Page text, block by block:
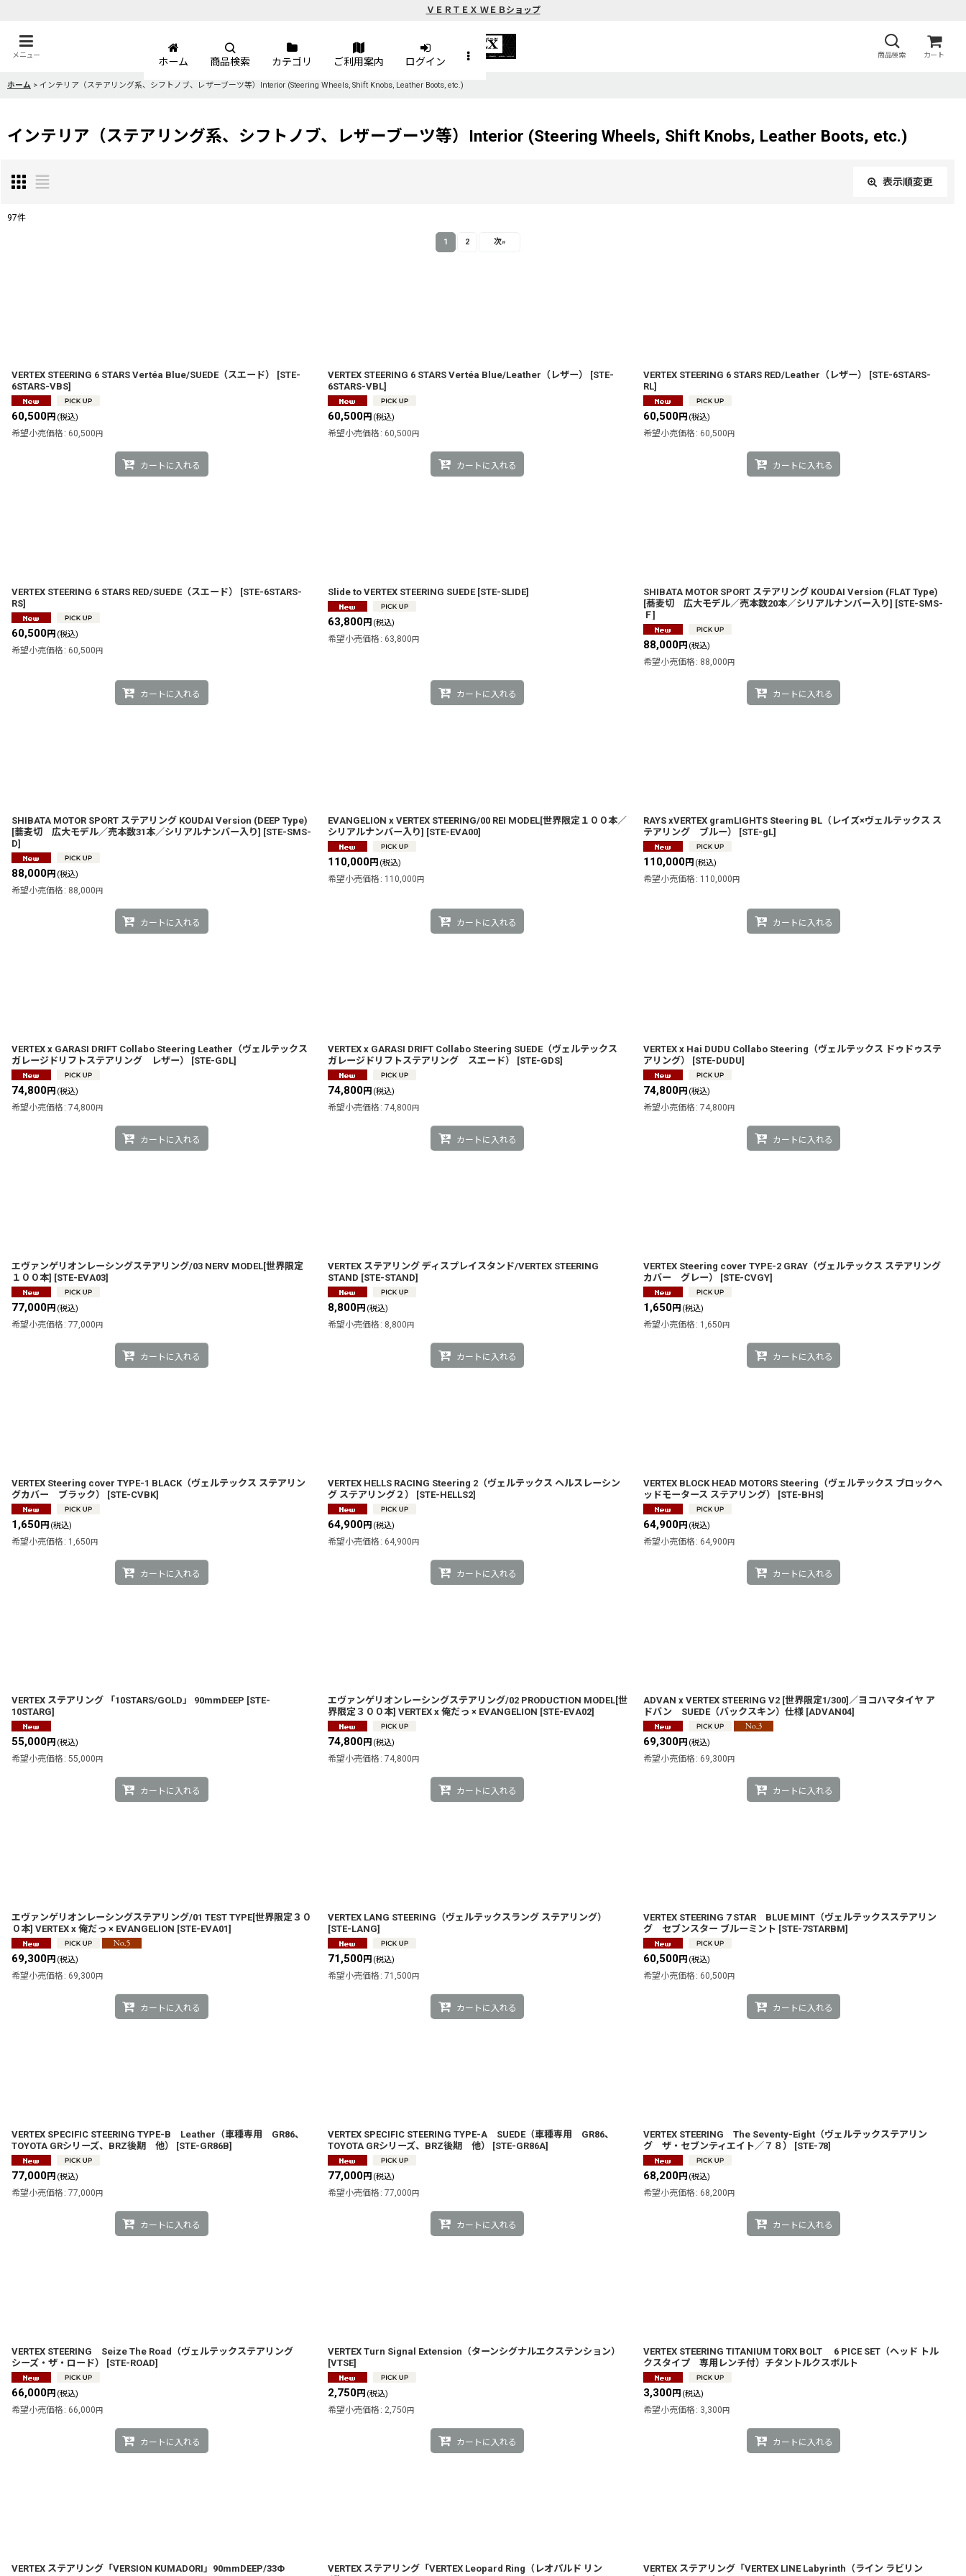
ＶＥＲＴＥＸ ＷＥＢショップ
メニュー 商品検索 カート
ホーム 商品検索 カテゴリ ご利用案内 ログイン
ホーム > インテリア（ステアリング系、シフトノブ、レザーブーツ等）Interior (Steering Wheels, Shift Knobs, Leather Boots, etc.)
インテリア（ステアリング系、シフトノブ、レザーブーツ等）Interior (Steering Wheels, Shift Knobs, Leather Boots, etc.)
表示順変更
絞り込む
97件
1 2 次»
VERTEX STEERING 6 STARS Vertéa Blue/SUEDE（スエード） [STE-
6STARS-VBS]
60,500円 (税込)
希望小売価格 : 60,500円
カートに入れる
VERTEX STEERING 6 STARS Vertéa Blue/Leather（レザー） [STE-
6STARS-VBL]
60,500円 (税込)
希望小売価格 : 60,500円
カートに入れる
VERTEX STEERING 6 STARS RED/Leather（レザー） [STE-6STARS-
RL]
60,500円 (税込)
希望小売価格 : 60,500円
カートに入れる
VERTEX STEERING 6 STARS RED/SUEDE（スエード） [STE-6STARS-
RS]
60,500円 (税込)
希望小売価格 : 60,500 円
カートに入れる
Slide to VERTEX STEERING SUEDE [STE-SLIDE]
63,800円 (税込)
希望小売価格 : 63,800 円
カートに入れる
SHIBATA MOTOR SPORT ステアリング KOUDAI Version (FLAT Type)
[蕎麦切 広大モデル／売本数20本／シリアルナンバー入り] [STE-SMS-
Ｆ]
88,000円 (税込)
希望小売価格 : 88,000円
カートに入れる
SHIBATA MOTOR SPORT ステアリング KOUDAI Version (DEEP Type)
[蕎麦切 広大モデル／売本数31本／シリアルナンバー入り] [STE-SMS-
D]
88,000円 (税込)
希望小売価格 : 88,000 円
カートに入れる
EVANGELION x VERTEX STEERING/00 REI MODEL[世界限定１００本／
シリアルナンバー入り] [STE-EVA00]
110,000円 (税込)
希望小売価格 : 110,000 円
カートに入れる
RAYS xVERTEX gramLIGHTS Steering BL（レイズ×ヴェルテックス ス
テアリング ブルー）
[STE-gL]
110,000円 (税込)
希望小売価格 : 110,000円
カートに入れる
VERTEX x GARASI DRIFT Collabo Steering Leather（ヴェルテックス
ガレージドリフトステアリング レザー）
[STE-GDL]
74,800円 (税込)
希望小売価格 : 74,800 円
カートに入れる
VERTEX x GARASI DRIFT Collabo Steering SUEDE（ヴェルテックス
ガレージドリフトステアリング スエード）
[STE-GDS]
74,800円 (税込)
希望小売価格 : 74,800 円
カートに入れる
VERTEX x Hai DUDU Collabo Steering（ヴェルテックス ドゥドゥステ
アリング）
[STE-DUDU]
74,800円 (税込)
希望小売価格 : 74,800円
カートに入れる
エヴァンゲリオンレーシングステアリング/03 NERV MODEL[世界限定
１００本] [STE-EVA03]
77,000円 (税込)
希望小売価格 : 77,000 円
カートに入れる
VERTEX ステアリング ディスプレイスタンド/VERTEX STEERING
STAND [STE-STAND]
8,800円 (税込)
希望小売価格 : 8,800 円
カートに入れる
VERTEX Steering cover TYPE-2 GRAY（ヴェルテックス ステアリング
カバー グレー）
[STE-CVGY]
1,650円 (税込)
希望小売価格 : 1,650円
カートに入れる
VERTEX Steering cover TYPE-1 BLACK（ヴェルテックス ステアリン
グカバー ブラック）
[STE-CVBK]
1,650円 (税込)
希望小売価格 : 1,650 円
カートに入れる
VERTEX HELLS RACING Steering 2（ヴェルテックス ヘルスレーシン
グ ステアリング２）
[STE-HELLS2]
64,900円 (税込)
希望小売価格 : 64,900 円
カートに入れる
VERTEX BLOCK HEAD MOTORS Steering（ヴェルテックス ブロックヘ
ッドモータース ステアリング）
[STE-BHS]
64,900円 (税込)
希望小売価格 : 64,900円
カートに入れる
VERTEX ステアリング 「10STARS/GOLD」 90mmDEEP [STE-
10STARG]
55,000円 (税込)
希望小売価格 : 55,000 円
カートに入れる
エヴァンゲリオンレーシングステアリング/02 PRODUCTION MODEL[世
界限定３００本] VERTEX x 俺だっ × EVANGELION [STE-EVA02]
74,800円 (税込)
希望小売価格 : 74,800 円
カートに入れる
ADVAN x VERTEX STEERING V2 [世界限定1/300]／ヨコハマタイヤ ア
ドバン SUEDE（バックスキン）仕様 [ADVAN04]
69,300円 (税込)
希望小売価格 : 69,300円
カートに入れる
エヴァンゲリオンレーシングステアリング/01 TEST TYPE[世界限定３０
０本] VERTEX x 俺だっ × EVANGELION [STE-EVA01]
69,300円 (税込)
希望小売価格 : 69,300 円
カートに入れる
VERTEX LANG STEERING（ヴェルテックスラング ステアリング）
[STE-LANG]
71,500円 (税込)
希望小売価格 : 71,500 円
カートに入れる
VERTEX STEERING 7 STAR BLUE MINT（ヴェルテックスステアリン
グ セブンスター ブルーミント [STE-7STARBM]
60,500円 (税込)
希望小売価格 : 60,500円
カートに入れる
VERTEX SPECIFIC STEERING TYPE-B Leather（車種専用 GR86、
TOYOTA GRシリーズ、BRZ後期 他）
[STE-GR86B]
77,000円 (税込)
希望小売価格 : 77,000 円
カートに入れる
VERTEX SPECIFIC STEERING TYPE-A SUEDE（車種専用 GR86、
TOYOTA GRシリーズ、BRZ後期 他）
[STE-GR86A]
77,000円 (税込)
希望小売価格 : 77,000 円
カートに入れる
VERTEX STEERING The Seventy-Eight（ヴェルテックステアリン
グ ザ・セブンティエイト／７８）
[STE-78]
68,200円 (税込)
希望小売価格 : 68,200円
カートに入れる
VERTEX STEERING Seize The Road（ヴェルテックステアリング
シーズ・ザ・ロード）
[STE-ROAD]
66,000円 (税込)
希望小売価格 : 66,000 円
カートに入れる
VERTEX Turn Signal Extension（ターンシグナルエクステンション）
[VTSE]
2,750円 (税込)
希望小売価格 : 2,750 円
カートに入れる
VERTEX STEERING TITANIUM TORX BOLT 6 PICE SET（ヘッド トル
クスタイプ 専用レンチ付）チタントルクスボルト
3,300円 (税込)
希望小売価格 : 3,300円
カートに入れる
VERTEX ステアリング「VERSION KUMADORI」90mmDEEP/33Φ
VERTEX ステアリング「VERTEX Leopard Ring（レオパルド リン
VERTEX ステアリング「VERTEX LINE Labyrinth（ライン ラビリン